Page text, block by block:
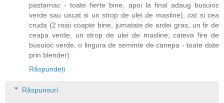
pastarnac - toate fierte bine, apoi la final adaug busuioc
verde sau uscat si un strop de ulei de masline), cat si cea
cruda (2 rosii coapte bine, jumatate de ardei gras, un fir de
ceapa verde, un strop de ulei de masline, cateva fire de
busuioc verde, o lingura de seminte de canepa - toate date
prin blender).
Răspundeți
Răspunsuri